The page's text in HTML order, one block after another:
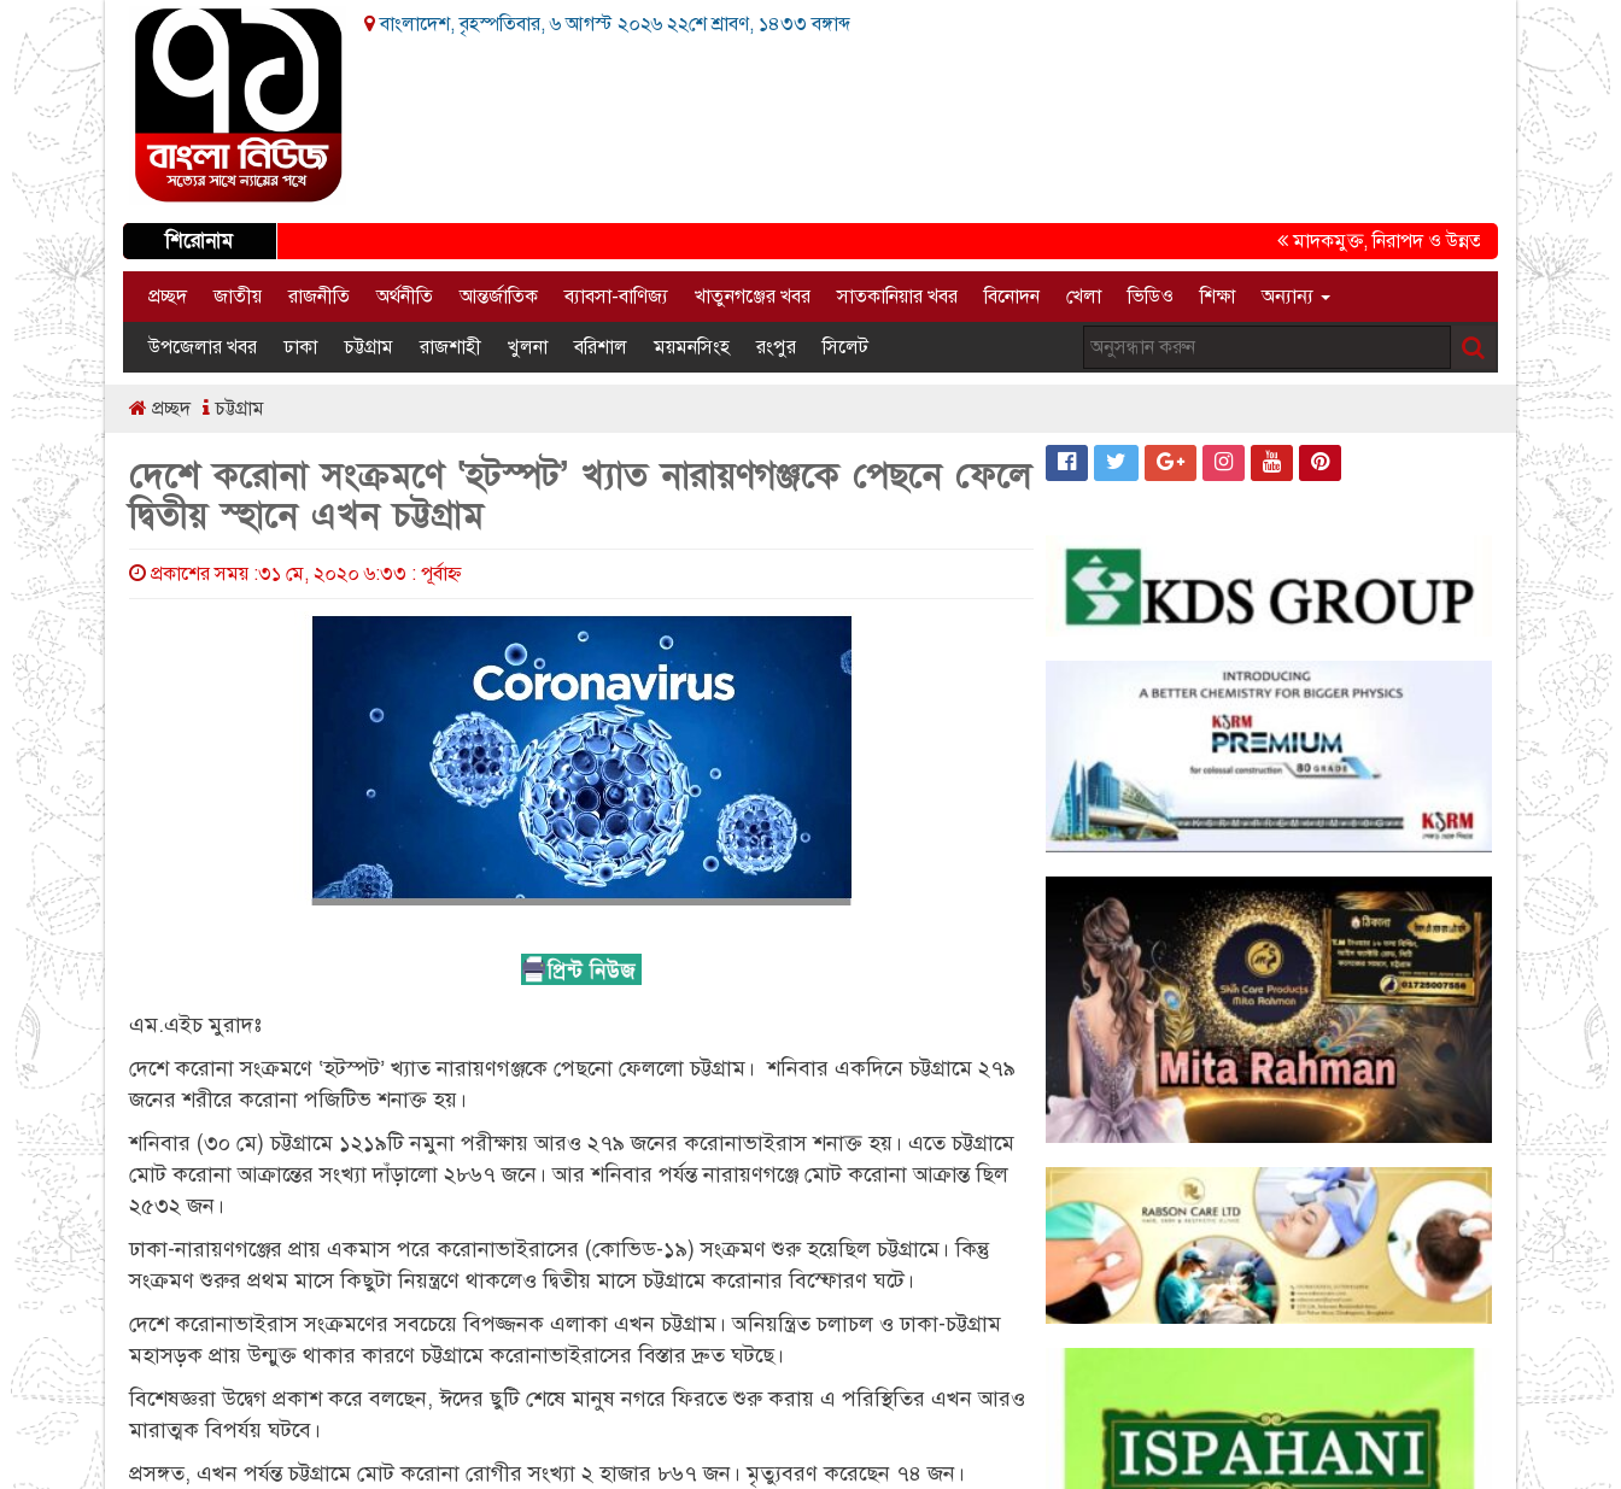
বাংলাদেশ, বৃহস্পতিবার, ৬ আগস্ট ২০২৬ ২২শে শ্রাবণ, ১৪৩৩ বঙ্গাব্দ
শিরোনাম মাদকমুক্ত, নিরাপদ ও উন্নত সমাজ গড়ার প্রত্যয়ে
প্রচ্ছদ জাতীয় রাজনীতি অর্থনীতি আন্তর্জাতিক ব্যাবসা-বাণিজ্য খাতুনগঞ্জের খবর সাতকানিয়ার খবর বিনোদন খেলা ভিডিও শিক্ষা অন্যান্য
উপজেলার খবর ঢাকা চট্টগ্রাম রাজশাহী খুলনা বরিশাল ময়মনসিংহ রংপুর সিলেট
প্রচ্ছদ চট্টগ্রাম
দেশে করোনা সংক্রমণে ‘হটস্পট’ খ্যাত নারায়ণগঞ্জকে পেছনে ফেলে
দ্বিতীয় স্হানে এখন চট্টগ্রাম
প্রকাশের সময় :৩১ মে, ২০২০ ৬:৩৩ : পূর্বাহ্ণ
এম.এইচ মুরাদঃ
দেশে করোনা সংক্রমণে ‘হটস্পট’ খ্যাত নারায়ণগঞ্জকে পেছনো ফেললো চট্টগ্রাম। শনিবার একদিনে চট্টগ্রামে ২৭৯
জনের শরীরে করোনা পজিটিভ শনাক্ত হয়।
শনিবার (৩০ মে) চট্টগ্রামে ১২১৯টি নমুনা পরীক্ষায় আরও ২৭৯ জনের করোনাভাইরাস শনাক্ত হয়। এতে চট্টগ্রামে
মোট করোনা আক্রান্তের সংখ্যা দাঁড়ালো ২৮৬৭ জনে। আর শনিবার পর্যন্ত নারায়ণগঞ্জে মোট করোনা আক্রান্ত ছিল
২৫৩২ জন।
ঢাকা-নারায়ণগঞ্জের প্রায় একমাস পরে করোনাভাইরাসের (কোভিড-১৯) সংক্রমণ শুরু হয়েছিল চট্টগ্রামে। কিন্তু
সংক্রমণ শুরুর প্রথম মাসে কিছুটা নিয়ন্ত্রণে থাকলেও দ্বিতীয় মাসে চট্টগ্রামে করোনার বিস্ফোরণ ঘটে।
দেশে করোনাভাইরাস সংক্রমণের সবচেয়ে বিপজ্জনক এলাকা এখন চট্টগ্রাম। অনিয়ন্ত্রিত চলাচল ও ঢাকা-চট্টগ্রাম
মহাসড়ক প্রায় উন্মুক্ত থাকার কারণে চট্টগ্রামে করোনাভাইরাসের বিস্তার দ্রুত ঘটছে।
বিশেষজ্ঞরা উদ্বেগ প্রকাশ করে বলছেন, ঈদের ছুটি শেষে মানুষ নগরে ফিরতে শুরু করায় এ পরিস্থিতির এখন আরও
মারাত্মক বিপর্যয় ঘটবে।
প্রসঙ্গত, এখন পর্যন্ত চট্টগ্রামে মোট করোনা রোগীর সংখ্যা ২ হাজার ৮৬৭ জন। মৃত্যুবরণ করেছেন ৭৪ জন।